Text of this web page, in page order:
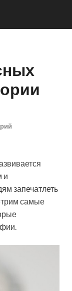
и
запечатлеть
самые